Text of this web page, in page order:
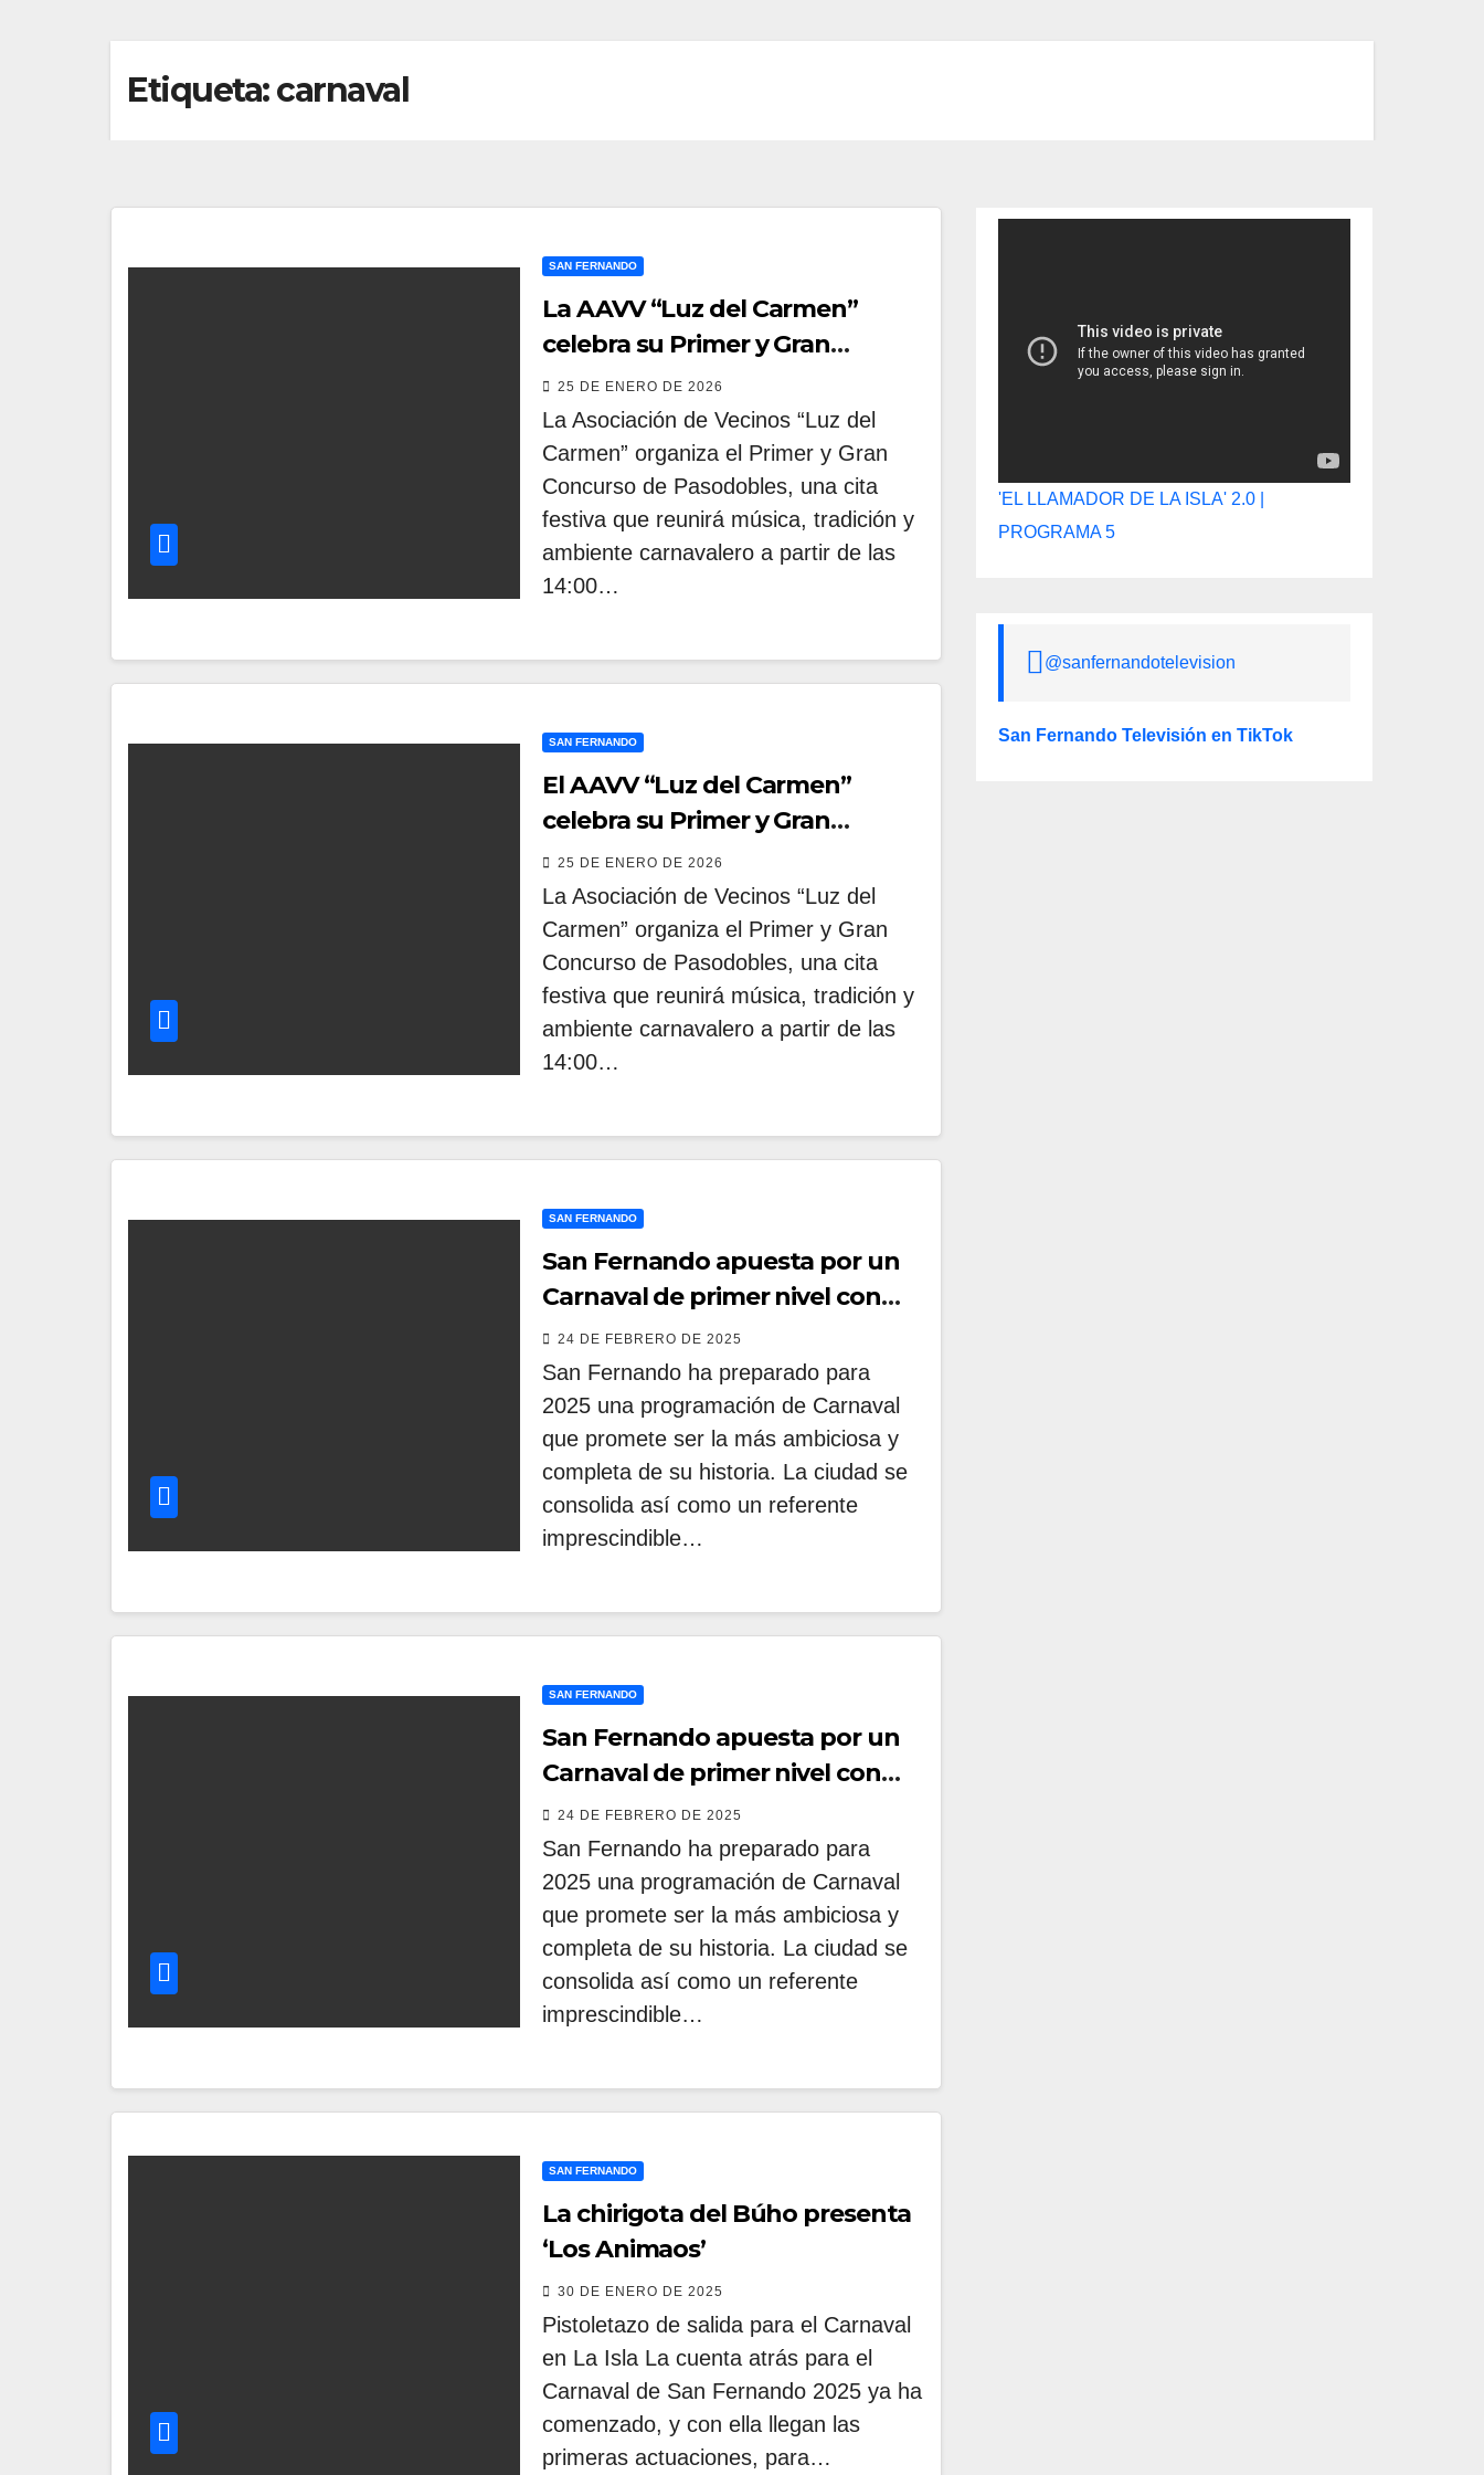
Etiqueta:carnaval
SAN FERNANDO
La AAVV “Luz del Carmen”
celebra su Primer y Gran
Concurso de Pasodobles
25 DE ENERO DE 2026
La Asociación de Vecinos “Luz del
Carmen” organiza el Primer y Gran
Concurso de Pasodobles, una cita
festiva que reunirá música, tradición y
ambiente carnavalero a partir de las
14:00…
SAN FERNANDO
El AAVV “Luz del Carmen”
celebra su Primer y Gran
Concurso de Pasodobles
25 DE ENERO DE 2026
La Asociación de Vecinos “Luz del
Carmen” organiza el Primer y Gran
Concurso de Pasodobles, una cita
festiva que reunirá música, tradición y
ambiente carnavalero a partir de las
14:00…
SAN FERNANDO
San Fernando apuesta por un
Carnaval de primer nivel con
agrupaciones destacadas del
COAC
24 DE FEBRERO DE 2025
San Fernando ha preparado para
2025 una programación de Carnaval
que promete ser la más ambiciosa y
completa de su historia. La ciudad se
consolida así como un referente
imprescindible…
SAN FERNANDO
San Fernando apuesta por un
Carnaval de primer nivel con
agrupaciones destacadas del
COAC
24 DE FEBRERO DE 2025
San Fernando ha preparado para
2025 una programación de Carnaval
que promete ser la más ambiciosa y
completa de su historia. La ciudad se
consolida así como un referente
imprescindible…
SAN FERNANDO
La chirigota del Búho presenta
‘Los Animaos’
30 DE ENERO DE 2025
Pistoletazo de salida para el Carnaval
en La Isla La cuenta atrás para el
Carnaval de San Fernando 2025 ya ha
comenzado, y con ella llegan las
primeras actuaciones, para…
'EL LLAMADOR DE LA ISLA' 2.0 |
PROGRAMA 5
@sanfernandotelevision
San Fernando Televisión en TikTok